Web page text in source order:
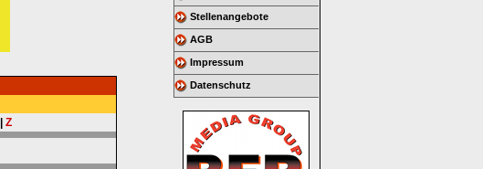
Z
Stellenangebote
AGB
Impressum
Datenschutz